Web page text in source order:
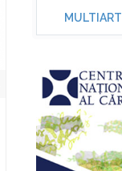
MULTIART